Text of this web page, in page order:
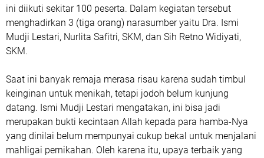
ini diikuti sekitar 100 peserta. Dalam kegiatan tersebut
menghadirkan 3 (tiga orang) narasumber yaitu Dra. Ismi
Mudji Lestari, Nurlita Safitri, SKM, dan Sih Retno Widiyati,
SKM.
Saat ini banyak remaja merasa risau karena sudah timbul
keinginan untuk menikah, tetapi jodoh belum kunjung
datang. Ismi Mudji Lestari mengatakan, ini bisa jadi
merupakan bukti kecintaan Allah kepada para hamba-Nya
yang dinilai belum mempunyai cukup bekal untuk menjalani
mahligai pernikahan. Oleh karena itu, upaya terbaik yang